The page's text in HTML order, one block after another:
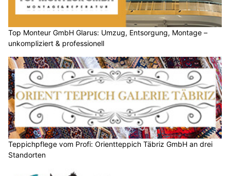
Top Monteur GmbH Glarus: Umzug, Entsorgung, Montage –
unkompliziert & professionell
Teppichpflege vom Profi: Orientteppich Täbriz GmbH an drei
Standorten